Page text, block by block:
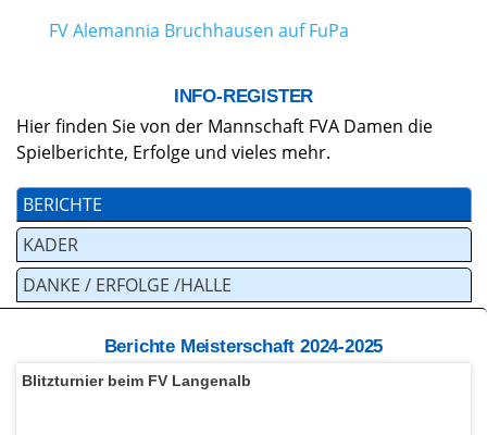
FV Alemannia Bruchhausen auf FuPa
INFO-REGISTER
Hier finden Sie von der Mannschaft FVA Damen die
Spielberichte, Erfolge und vieles mehr.
BERICHTE
KADER
DANKE / ERFOLGE /HALLE
Berichte Meisterschaft 2024-2025
Blitzturnier beim FV Langenalb